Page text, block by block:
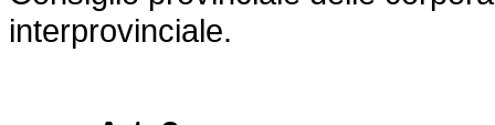
interprovinciale.